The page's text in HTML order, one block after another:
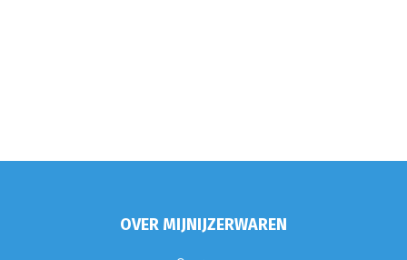
OVER MIJNIJZERWAREN